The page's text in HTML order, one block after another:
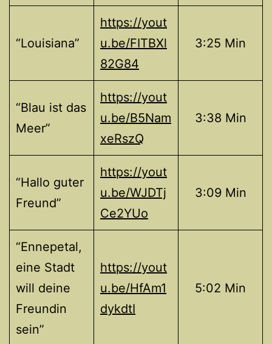
“Louisiana”
https://yout
u.be/FITBXl
82G84
3:25 Min
“Blau ist das
Meer”
https://yout
u.be/B5Nam
xeRszQ
3:38 Min
“Hallo guter
Freund”
https://yout
u.be/WJDTj
Ce2YUo
3:09 Min
“Ennepetal,
eine Stadt
will deine
Freundin
sein”
https://yout
u.be/HfAm1
dykdtI
5:02 Min